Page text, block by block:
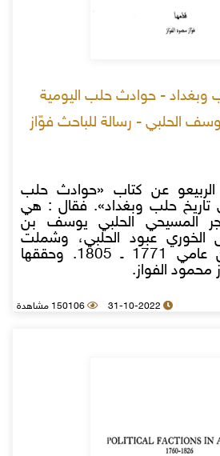
وبغداد - حوادث حلب اليومية
- يوسف الحلبي - رسالة للباحث فوّاز
عن كتاب «حوادث حلب
تاريخ حلب وبغداد». فقال : هي
المسيحي الحلبي يوسف بن
عبود الحلبي، وشملت
الفترة الممتدة بين عامي 1771 ـ 1805. وحققها
الفواز.
31-10-2022 150106 مشاهدة